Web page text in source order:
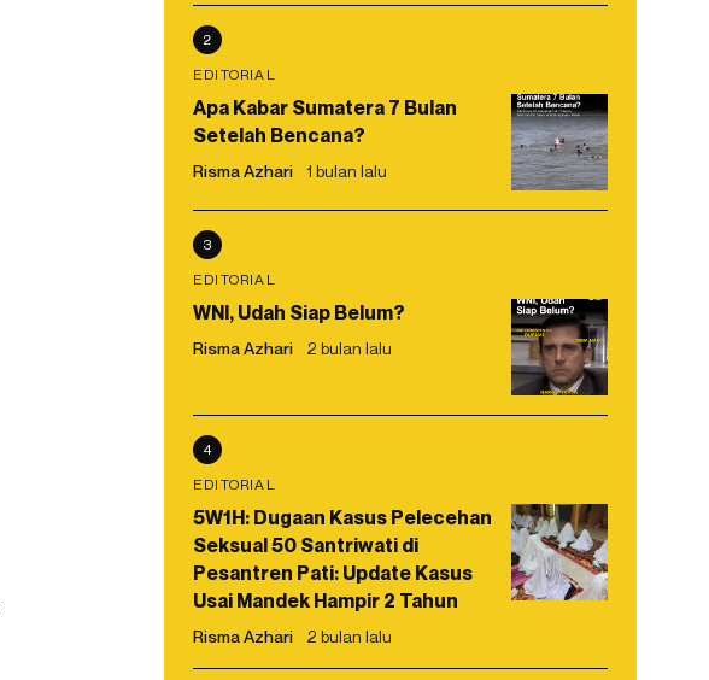
2
EDITORIAL
Apa Kabar Sumatera 7 Bulan
Setelah Bencana?
Risma Azhari 1 bulan lalu
3
EDITORIAL
WNI, Udah Siap Belum?
Risma Azhari 2 bulan lalu
4
EDITORIAL
5W1H: Dugaan Kasus Pelecehan
Seksual 50 Santriwati di
Pesantren Pati: Update Kasus
Usai Mandek Hampir 2 Tahun
Risma Azhari 2 bulan lalu